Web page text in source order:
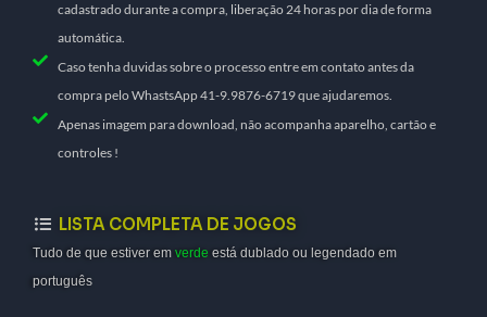
cadastrado durante a compra, liberação 24 horas por dia de forma
automática.
Caso tenha duvidas sobre o processo entre em contato antes da
compra pelo WhastsApp 41-9.9876-6719 que ajudaremos.
Apenas imagem para download, não acompanha aparelho, cartão e
controles !
LISTA COMPLETA DE JOGOS
Tudo de que estiver em verde está dublado ou legendado em
português